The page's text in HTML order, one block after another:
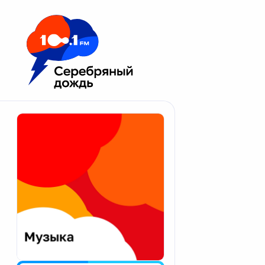
Москва 100.1 FM
Апатиты
Екатеринбург
Калининград
Калуга